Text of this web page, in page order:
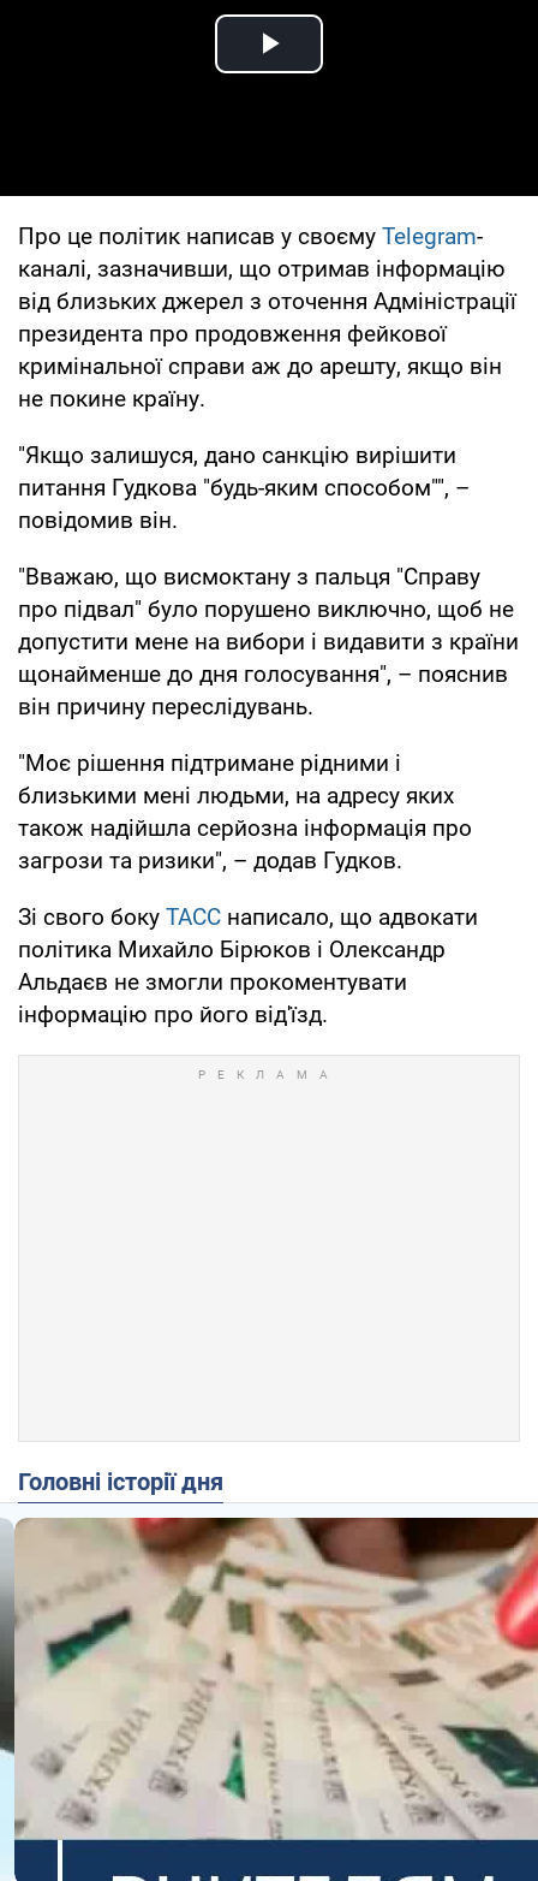
Play Video
Про це політик написав у своєму Telegram-
каналі, зазначивши, що отримав інформацію
від близьких джерел з оточення Адміністрації
президента про продовження фейкової
кримінальної справи аж до арешту, якщо він
не покине країну.
"Якщо залишуся, дано санкцію вирішити
питання Гудкова "будь-яким способом"", –
повідомив він.
"Вважаю, що висмоктану з пальця "Справу
про підвал" було порушено виключно, щоб не
допустити мене на вибори і видавити з країни
щонайменше до дня голосування", – пояснив
він причину переслідувань.
"Моє рішення підтримане рідними і
близькими мені людьми, на адресу яких
також надійшла серйозна інформація про
загрози та ризики", – додав Гудков.
Зі свого боку ТАСС написало, що адвокати
політика Михайло Бірюков і Олександр
Альдаєв не змогли прокоментувати
інформацію про його від'їзд.
Головні історії дня